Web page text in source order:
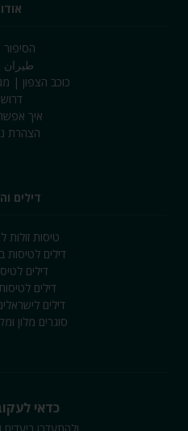
הסיפור
طيران
כוכב הצפון |
איך
הצהרת
דילים
טיסות זולות
דילים לטיסות
דילים
דילים
דילים
סוגרים מלון
כדאי